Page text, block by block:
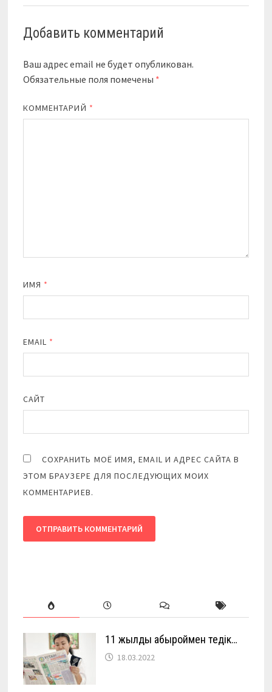
Добавить комментарий
Ваш адрес email не будет опубликован.
Обязательные поля помечены *
КОММЕНТАРИЙ *
ИМЯ *
EMAIL *
САЙТ
СОХРАНИТЬ МОЁ ИМЯ, EMAIL И АДРЕС САЙТА В
ЭТОМ БРАУЗЕРЕ ДЛЯ ПОСЛЕДУЮЩИХ МОИХ
КОММЕНТАРИЕВ.
11 жылды абыроймен өтедік…
18.03.2022